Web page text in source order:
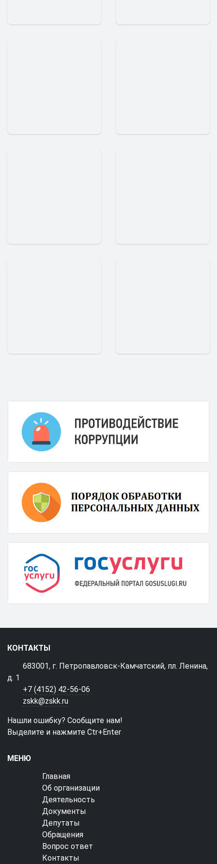
КОНТАКТЫ
683001, г. Петропавловск-Камчатский, пл. Ленина,
д. 1
+7 (4152) 42-56-06
zskk@zskk.ru
Нашли ошибку? Сообщите нам!
Выделите и нажмите Ctr+Enter
МЕНЮ
Главная
Об организации
Деятельность
Документы
Депутаты
Обращения
Вопрос ответ
Контакты